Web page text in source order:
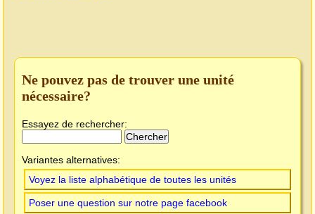
Ne pouvez pas de trouver une unité
nécessaire?
Essayez de rechercher:
Variantes alternatives:
Voyez la liste alphabétique de toutes les unités
Poser une question sur notre page facebook